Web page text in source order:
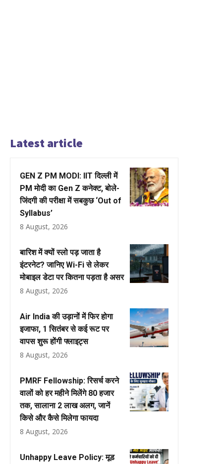
Latest article
GEN Z PM MODI: IIT दिल्ली में
PM मोदी का Gen Z कनेक्ट, बोले-
जिंदगी की परीक्षा में सबकुछ ‘Out of
Syllabus’
8 August, 2026
बारिश में क्यों स्लो पड़ जाता है
इंटरनेट? जानिए Wi-Fi से लेकर
मोबाइल डेटा पर कितना पड़ता है असर
8 August, 2026
Air India की उड़ानों में फिर होगा
इजाफा, 1 सितंबर से कई रूट पर
वापस शुरू होंगी फ्लाइट्स
8 August, 2026
PMRF Fellowship: रिसर्च करने
वालों को हर महीने मिलेंगे ₹80 हजार
तक, सालाना ₹2 लाख अलग, जानें
किसे और कैसे मिलेगा फायदा
8 August, 2026
Unhappy Leave Policy: मूड